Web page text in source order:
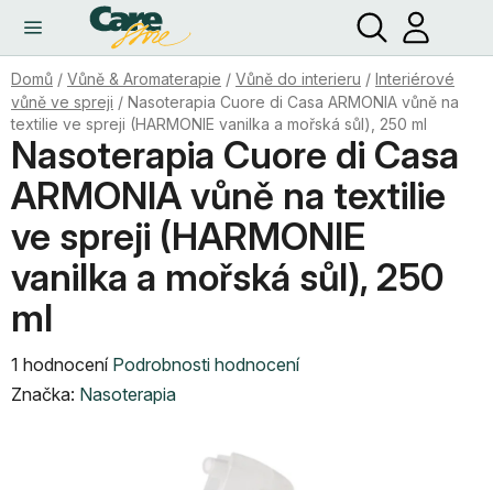
obsah
Hledat
Domů / Vůně & Aromaterapie / Vůně do interieru / Interiérové
vůně ve spreji / Nasoterapia Cuore di Casa ARMONIA vůně na
textilie ve spreji (HARMONIE vanilka a mořská sůl), 250 ml
Nasoterapia Cuore di Casa
ARMONIA vůně na textilie
ve spreji (HARMONIE
vanilka a mořská sůl), 250
ml
Průměrné
hodnocení
1 hodnocení Podrobnosti hodnocení
Značka: Nasoterapia